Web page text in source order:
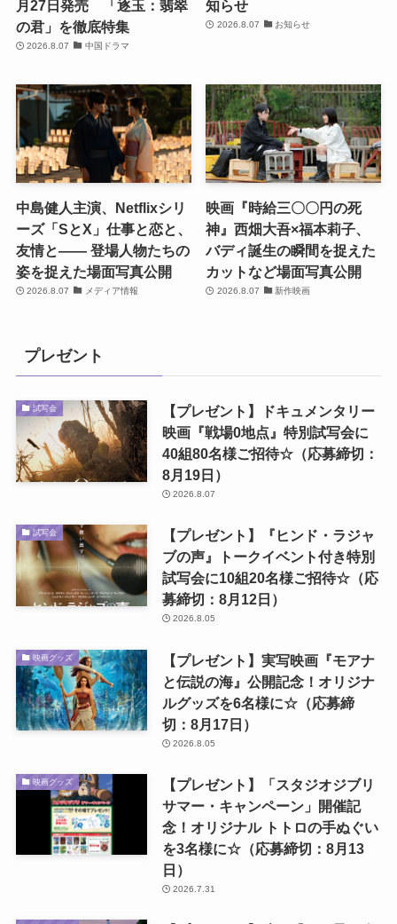
月27日発売 「逐玉：翡翠
の君」を徹底特集
2026.8.07 中国ドラマ
知らせ
2026.8.07 お知らせ
中島健人主演、Netflixシリ
ーズ「SとX」仕事と恋と、
友情と―― 登場人物たちの
姿を捉えた場面写真公開
2026.8.07 メディア情報
映画『時給三〇〇円の死
神』西畑大吾×福本莉子、
バディ誕生の瞬間を捉えた
カットなど場面写真公開
2026.8.07 新作映画
プレゼント
試写会
【プレゼント】ドキュメンタリー
映画『戦場0地点』特別試写会に
40組80名様ご招待☆（応募締切：
8月19日）
2026.8.07
試写会
【プレゼント】『ヒンド・ラジャ
ブの声』トークイベント付き特別
試写会に10組20名様ご招待☆（応
募締切：8月12日）
2026.8.05
映画グッズ
【プレゼント】実写映画『モアナ
と伝説の海』公開記念！オリジナ
ルグッズを6名様に☆（応募締
切：8月17日）
2026.8.05
映画グッズ
【プレゼント】「スタジオジブリ
サマー・キャンペーン」開催記
念！オリジナル トトロの手ぬぐい
を3名様に☆（応募締切：8月13
日）
2026.7.31